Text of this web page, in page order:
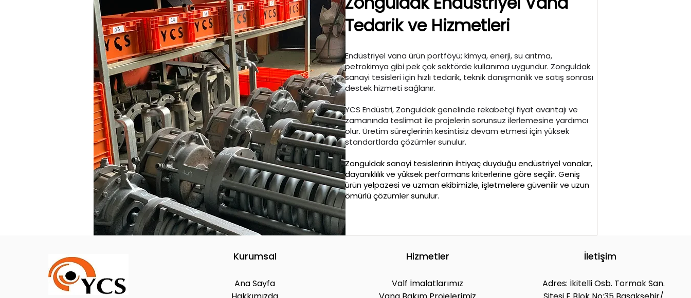
Tedarik ve Hizmetleri
Endüstriyel vana ürün portföyü; kimya, enerji, su arıtma,
petrokimya gibi pek çok sektörde kullanıma uygundur. Zonguldak
sanayi tesisleri için hızlı tedarik, teknik danışmanlık ve satış sonrası
destek hizmeti sağlanır.
YCS Endüstri, Zonguldak genelinde rekabetçi fiyat avantajı ve
zamanında teslimat ile projelerin sorunsuz ilerlemesine yardımcı
olur. Üretim süreçlerinin kesintisiz devam etmesi için yüksek
standartlarda çözümler sunulur.
Zonguldak sanayi tesislerinin ihtiyaç duyduğu endüstriyel vanalar,
dayanıklılık ve yüksek performans kriterlerine göre seçilir. Geniş
ürün yelpazesi ve uzman ekibimizle, işletmelere güvenilir ve uzun
ömürlü çözümler sunulur.
Kurumsal
Ana Sayfa
Hizmetler
Valf İmalatlarımız
İletişim
Adres: İkitelli Osb. Tormak San.